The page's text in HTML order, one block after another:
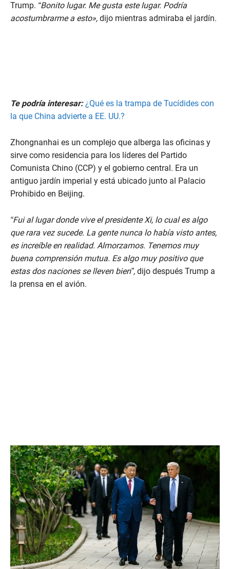
Trump. “Bonito lugar. Me gusta este lugar. Podría
acostumbrarme a esto», dijo mientras admiraba el jardín.
Te podría interesar: ¿Qué es la trampa de Tucídides con
la que China advierte a EE. UU.?
Zhongnanhai es un complejo que alberga las oficinas y
sirve como residencia para los líderes del Partido
Comunista Chino (CCP) y el gobierno central. Era un
antiguo jardín imperial y está ubicado junto al Palacio
Prohibido en Beijing.
“Fui al lugar donde vive el presidente Xi, lo cual es algo
que rara vez sucede. La gente nunca lo había visto antes,
es increíble en realidad. Almorzamos. Tenemos muy
buena comprensión mutua. Es algo muy positivo que
estas dos naciones se lleven bien”, dijo después Trump a
la prensa en el avión.